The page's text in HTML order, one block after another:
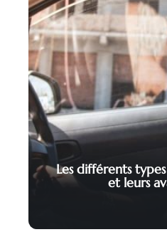
Les différents types
et leurs